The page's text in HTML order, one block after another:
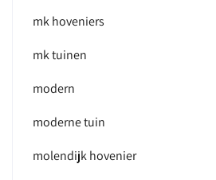
mk hoveniers
mk tuinen
modern
moderne tuin
molendijk hovenier